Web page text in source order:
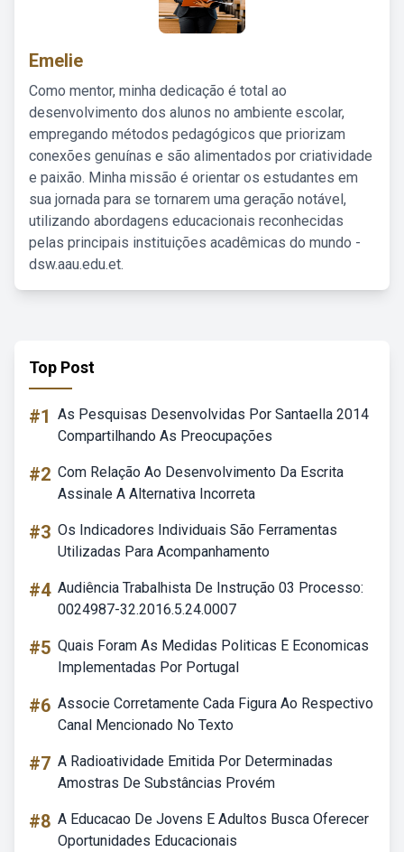
Emelie
Como mentor, minha dedicação é total ao
desenvolvimento dos alunos no ambiente escolar,
empregando métodos pedagógicos que priorizam
conexões genuínas e são alimentados por criatividade
e paixão. Minha missão é orientar os estudantes em
sua jornada para se tornarem uma geração notável,
utilizando abordagens educacionais reconhecidas
pelas principais instituições acadêmicas do mundo -
dsw.aau.edu.et.
Top Post
#1 As Pesquisas Desenvolvidas Por Santaella 2014
Compartilhando As Preocupações
#2 Com Relação Ao Desenvolvimento Da Escrita
Assinale A Alternativa Incorreta
#3 Os Indicadores Individuais São Ferramentas
Utilizadas Para Acompanhamento
#4 Audiência Trabalhista De Instrução 03 Processo:
0024987-32.2016.5.24.0007
#5 Quais Foram As Medidas Politicas E Economicas
Implementadas Por Portugal
#6 Associe Corretamente Cada Figura Ao Respectivo
Canal Mencionado No Texto
#7 A Radioatividade Emitida Por Determinadas
Amostras De Substâncias Provém
#8 A Educacao De Jovens E Adultos Busca Oferecer
Oportunidades Educacionais